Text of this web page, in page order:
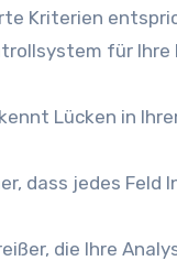
Kriterien
für Ihre
Lücken in
dass jedes Feld
die Ihre